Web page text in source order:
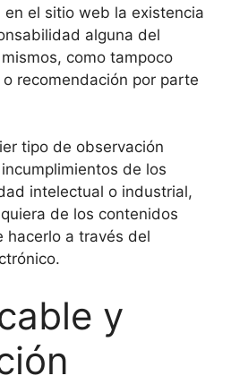
en el sitio web la existencia
alguna del
como tampoco
recomendación por parte
tipo de observación
de los
intelectual o industrial,
de los contenidos
hacerlo a través del
y